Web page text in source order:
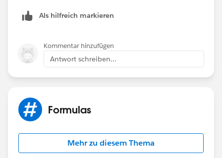
Als hilfreich markieren
Kommentar hinzufügen
Antwort schreiben...
Formulas
Mehr zu diesem Thema